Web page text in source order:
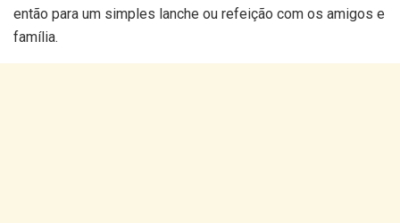
então para um simples lanche ou refeição com os amigos e
família.